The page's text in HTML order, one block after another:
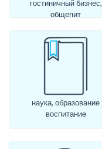
гостиничный бизнес,
общепит
наука, образование
воспитание